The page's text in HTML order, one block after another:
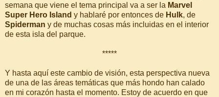
semana que viene el tema principal va a ser la Marvel
Super Hero Island y hablaré por entonces de Hulk, de
Spiderman y de muchas cosas más incluidas en el interior
de esta isla del parque.
*****
Y hasta aquí este cambio de visión, esta perspectiva nueva
de una de las áreas temáticas que más hondo han calado
en mi corazón hasta el momento. Estoy de acuerdo en que